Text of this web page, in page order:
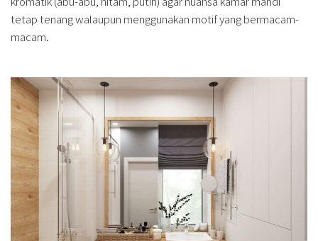
tetap tenang walaupun menggunakan motif yang bermacam-
macam.